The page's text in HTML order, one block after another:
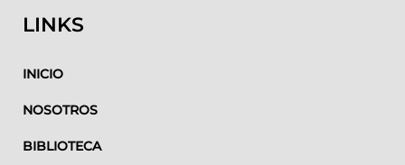
LINKS
INICIO
NOSOTROS
BIBLIOTECA